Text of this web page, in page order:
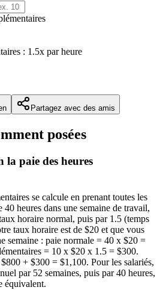
: 1.5x par heure
Partagez avec des amis
posées
la paie des heures
se calcule en prenant toutes les
40 heures dans une semaine de travail,
horaire normal, puis par 1.5 (temps
taux horaire est de $20 et que vous
semaine : paie normale = 40 x $20 =
= 10 x $20 x 1.5 = $300.
+ $300 = $1,100. Pour les salariés,
par 52 semaines, puis par 40 heures,
équivalent.